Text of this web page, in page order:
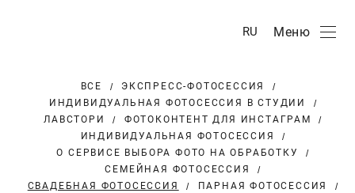
RU Меню
ВСЕ
ЭКСПРЕСС-ФОТОСЕССИЯ
ИНДИВИДУАЛЬНАЯ ФОТОСЕССИЯ В СТУДИИ
ЛАВСТОРИ
ФОТОКОНТЕНТ ДЛЯ ИНСТАГРАМ
ИНДИВИДУАЛЬНАЯ ФОТОСЕССИЯ
О СЕРВИСЕ ВЫБОРА ФОТО НА ОБРАБОТКУ
СЕМЕЙНАЯ ФОТОСЕССИЯ
СВАДЕБНАЯ ФОТОСЕССИЯ
ПАРНАЯ ФОТОСЕССИЯ